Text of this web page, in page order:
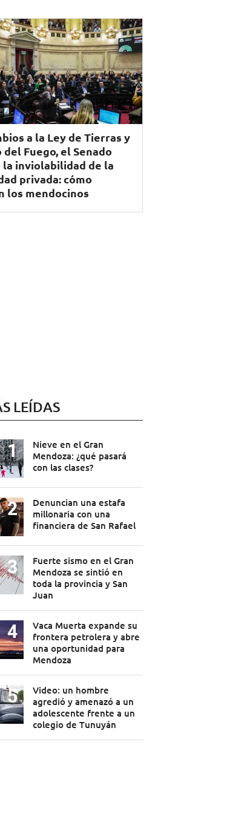
a la Ley de Tierras y
del Fuego, el Senado
la inviolabilidad de la
privada: cómo
los mendocinos
LEÍDAS
Nieve en el Gran
Mendoza: ¿qué pasará
con las clases?
Denuncian una estafa
millonaria con una
financiera de San Rafael
Fuerte sismo en el Gran
Mendoza se sintió en
toda la provincia y San
Juan
Vaca Muerta expande su
frontera petrolera y abre
una oportunidad para
Mendoza
Video: un hombre
agredió y amenazó a un
adolescente frente a un
colegio de Tunuyán